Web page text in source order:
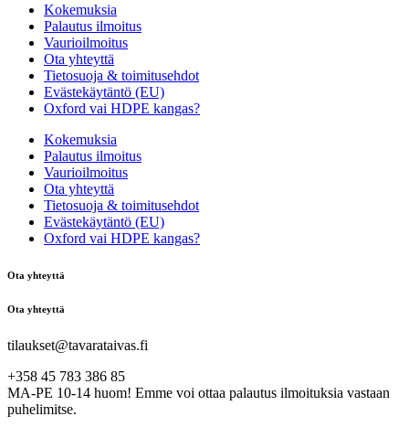
Kokemuksia
Palautus ilmoitus
Vaurioilmoitus
Ota yhteyttä
Tietosuoja & toimitusehdot
Evästekäytäntö (EU)
Oxford vai HDPE kangas?
Kokemuksia
Palautus ilmoitus
Vaurioilmoitus
Ota yhteyttä
Tietosuoja & toimitusehdot
Evästekäytäntö (EU)
Oxford vai HDPE kangas?
Ota yhteyttä
Ota yhteyttä
tilaukset@tavarataivas.fi
+358 45 783 386 85
MA-PE 10-14 huom! Emme voi ottaa palautus ilmoituksia vastaan
puhelimitse.